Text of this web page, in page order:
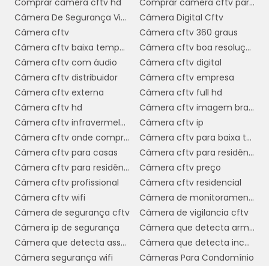
baixas temperaturaspossuem
características técnicas específicas que as
tornam adequadas para ambientes
extremos. Entre as principais, destaca-se a
capacidade de funcionar em temperaturas
que variam de -40°C a +60°C, garantindo a
operação contínua e confiável em condições
climáticas adversas.
Essas câmeras são equipadas com
invólucros robustos
e isolantes térmicos
que protegem os componentes internos
contra o frio intenso e a umidade. Além disso,
muitos modelos incluemsistemas de
aquecimento interno, que evitam o
congelamento de partes críticas e
asseguram que a câmera funcione
corretamente mesmo sob neve ou gelo.
Comprar câmera cftv hd
Comprar câmera cftv para casa
Câmera De Segurança Via Internet
Câmera Digital Cftv
Câmera cftv
Câmera cftv 360 graus
Câmera cftv baixa temperatura
Câmera cftv boa resolução
Câmera cftv com áudio
Câmera cftv digital
Câmera cftv distribuidor
Câmera cftv empresa
Câmera cftv externa
Câmera cftv full hd
Câmera cftv hd
Câmera cftv imagem branca
Câmera cftv infravermelho
Câmera cftv ip
Câmera cftv onde comprar
Câmera cftv para baixa temperatura
Câmera cftv para casas
Câmera cftv para residência
Câmera cftv para residência preço
Câmera cftv preço
Câmera cftv profissional
Câmera cftv residencial
Câmera cftv wifi
Câmera de monitoramento cftv
Câmera de segurança cftv
Câmera de vigilancia cftv
Câmera ip de segurança
Câmera que detecta armas
Câmera que detecta assalto
Câmera que detecta incêndio
Câmera segurança wifi
Câmeras Para Condomínio